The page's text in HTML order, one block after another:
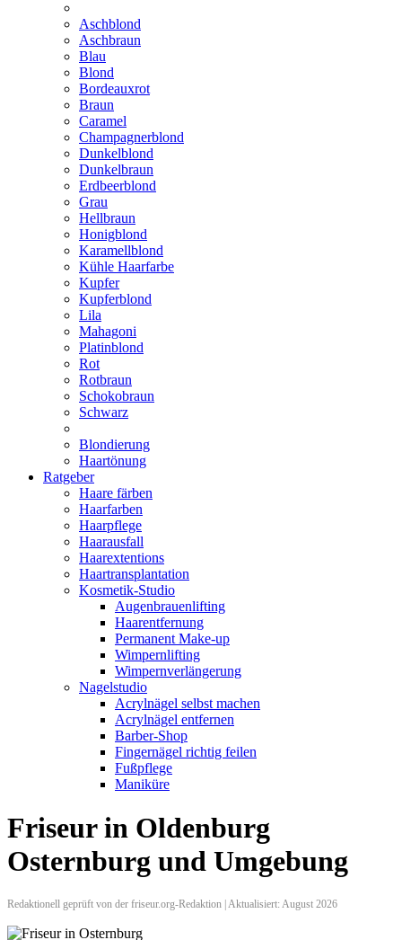
Aschblond
Aschbraun
Blau
Blond
Bordeauxrot
Braun
Caramel
Champagnerblond
Dunkelblond
Dunkelbraun
Erdbeerblond
Grau
Hellbraun
Honigblond
Karamellblond
Kühle Haarfarbe
Kupfer
Kupferblond
Lila
Mahagoni
Platinblond
Rot
Rotbraun
Schokobraun
Schwarz
Blondierung
Haartönung
Ratgeber
Haare färben
Haarfarben
Haarpflege
Haarausfall
Haarextentions
Haartransplantation
Kosmetik-Studio
Augenbrauenlifting
Haarentfernung
Permanent Make-up
Wimpernlifting
Wimpernverlängerung
Nagelstudio
Acrylnägel selbst machen
Acrylnägel entfernen
Barber-Shop
Fingernägel richtig feilen
Fußpflege
Maniküre
Friseur in Oldenburg
Osternburg und Umgebung
Redaktionell geprüft von der friseur.org-Redaktion | Aktualisiert: August 2026